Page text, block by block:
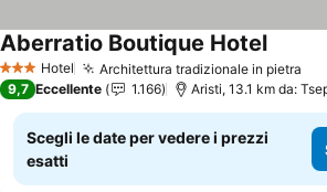
3 StelleHotel Architettura tradizionale in pietra
Aberratio Boutique HotelScopri
9,7 Eccellente 1.166 Aristi, 13.1 km da:
Scegli le date per vedere i prezzi
esatti